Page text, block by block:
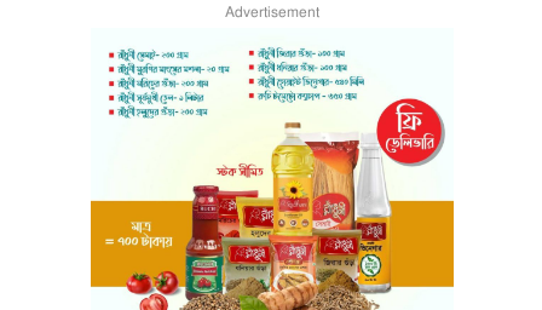
Advertisement